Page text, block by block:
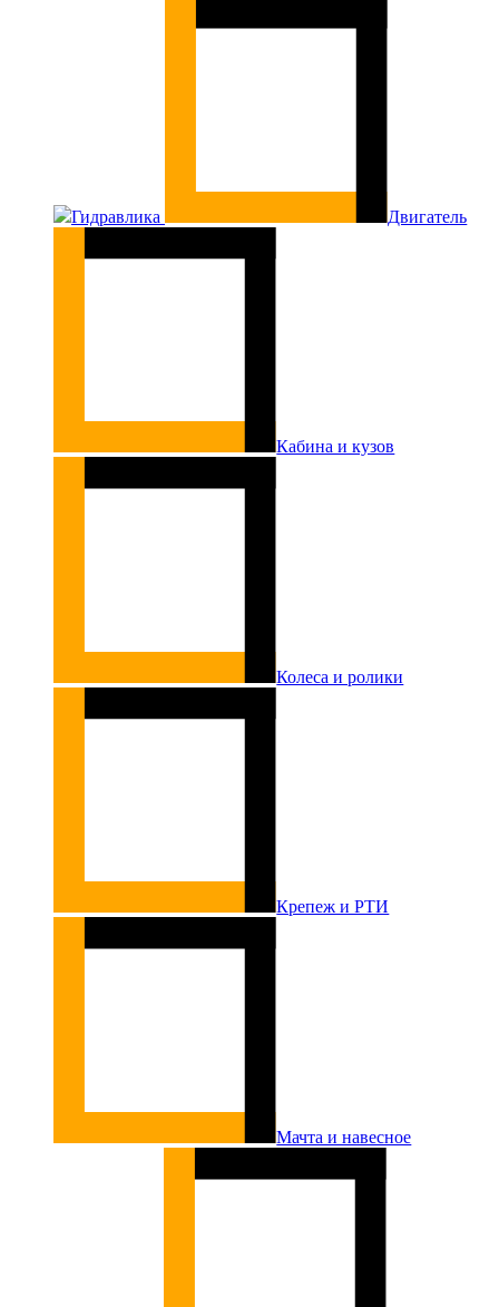
Гидравлика Двигатель
Кабина и кузов
Колеса и ролики
Крепеж и РТИ
Мачта и навесное